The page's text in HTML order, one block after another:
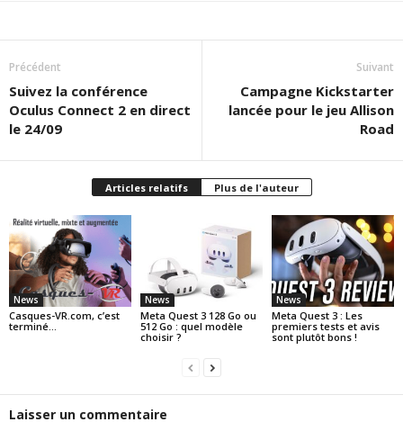
Précédent
Suivez la conférence
Oculus Connect 2 en direct
le 24/09
Suivant
Campagne Kickstarter
lancée pour le jeu Allison
Road
Articles relatifs Plus de l'auteur
News
Casques-VR.com, c’est
terminé…
News
Meta Quest 3 128 Go ou
512 Go : quel modèle
choisir ?
News
Meta Quest 3 : Les
premiers tests et avis
sont plutôt bons !
Laisser un commentaire